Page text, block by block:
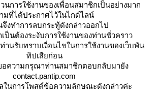
การใช้งานของเพื่อนสมาชิกเป็นอย่างมาก
มที่ได้ประกาศไว้ในไกด์ไลน์
จึงทำการลบกระทู้ดังกล่าวออกไป
นต้องระงับการใช้งานของท่านชั่วคราว
านรับทราบเงื่อนไขในการใช้งานของเว็บพัน
ทิปเสียก่อน
อความกรุณาท่านสมาชิกตอบกลับมายัง
contact.pantip.com
ในการโพสต์ข้อความลักษณะดังกล่าวค่ะ